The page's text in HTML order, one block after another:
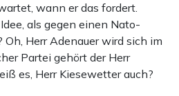
wann er das fordert.
als gegen einen Nato-
Herr Adenauer wird sich im
Partei gehört der Herr
es, Herr Kiesewetter auch?